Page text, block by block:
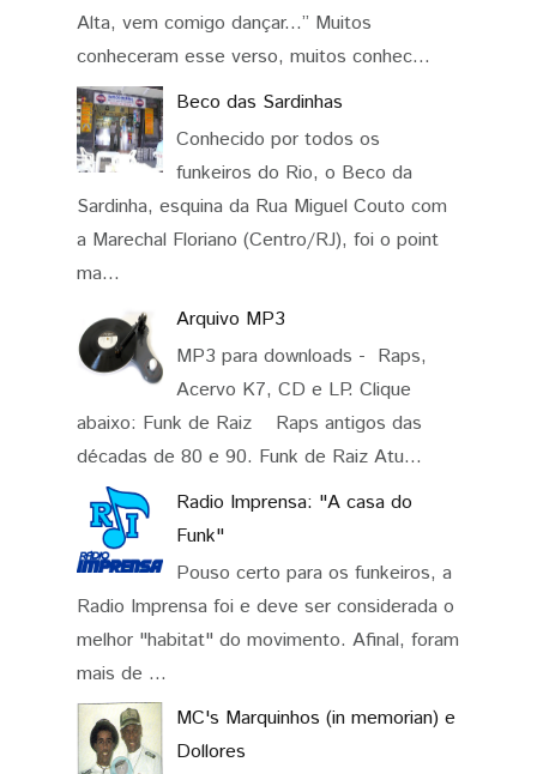
Alta, vem comigo dançar...” Muitos
conheceram esse verso, muitos conhec...
Beco das Sardinhas
Conhecido por todos os
funkeiros do Rio, o Beco da
Sardinha, esquina da Rua Miguel Couto com
a Marechal Floriano (Centro/RJ), foi o point
ma...
Arquivo MP3
MP3 para downloads - Raps,
Acervo K7, CD e LP. Clique
abaixo: Funk de Raiz Raps antigos das
décadas de 80 e 90. Funk de Raiz Atu...
Radio Imprensa: "A casa do
Funk"
Pouso certo para os funkeiros, a
Radio Imprensa foi e deve ser considerada o
melhor "habitat" do movimento. Afinal, foram
mais de ...
MC's Marquinhos (in memorian) e
Dollores